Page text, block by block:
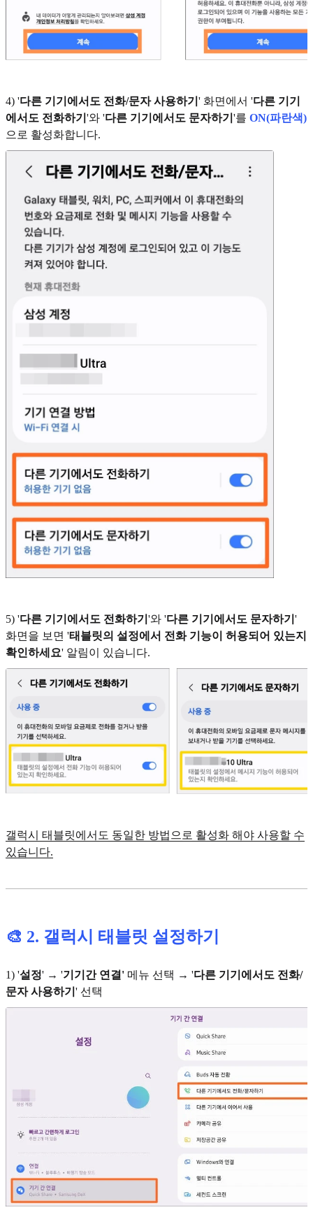
4) '다른 기기에서도 전화/문자 사용하기 ' 화면에서 '다른 기기
에서도 전화하기 '와 '다른 기기에서도 문자하기 '를 ON(파란색)
으로 활성화합니다.
5) '다른 기기에서도 전화하기 '와 '다른 기기에서도 문자하기 '
화면을 보면 '태블릿의 설정에서 전화 기능이 허용되어 있는지
확인하세요' 알림이 있습니다.
갤럭시 태블릿에서도 동일한 방법으로 활성화 해야 사용할 수
있습니다.
🎨 2. 갤럭시 태블릿 설정하기
1) '설정' → '기기간 연결' 메뉴 선택 → '다른 기기에서도 전화/
문자 사용하기 ' 선택